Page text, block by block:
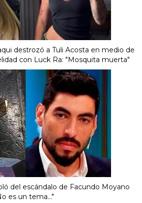
destrozó a Tuli Acosta en medio de
con Luck Ra: "Mosquita muerta"
del escándalo de Facundo Moyano
es un tema..."